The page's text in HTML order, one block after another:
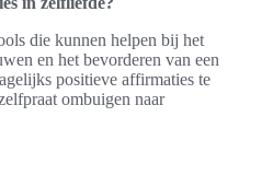
die kunnen helpen bij het
en het bevorderen van een
positieve affirmaties te
ombuigen naar